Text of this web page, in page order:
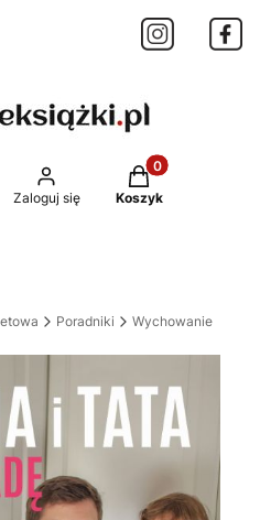
wyszukiwarkę
Zaloguj się
Produkty w
Koszyk
Poradniki Wychowanie